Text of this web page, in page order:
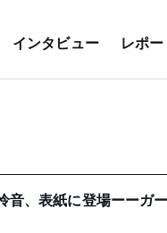
インタビュー レポー
、表紙に登場ーーガ